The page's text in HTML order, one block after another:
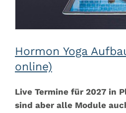
Hormon Yoga
online)
Live Termine für 2027 in
sind aber alle Module